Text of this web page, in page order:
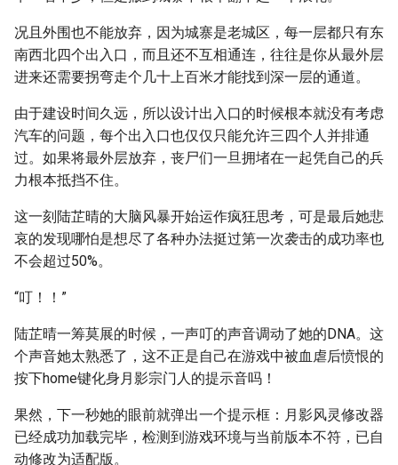
况且外围也不能放弃，因为城寨是老城区，每一层都只有东
南西北四个出入口，而且还不互相通连，往往是你从最外层
进来还需要拐弯走个几十上百米才能找到深一层的通道。
由于建设时间久远，所以设计出入口的时候根本就没有考虑
汽车的问题，每个出入口也仅仅只能允许三四个人并排通
过。如果将最外层放弃，丧尸们一旦拥堵在一起凭自己的兵
力根本抵挡不住。
这一刻陆芷晴的大脑风暴开始运作疯狂思考，可是最后她悲
哀的发现哪怕是想尽了各种办法挺过第一次袭击的成功率也
不会超过50%。
“叮！！”
陆芷晴一筹莫展的时候，一声叮的声音调动了她的DNA。这
个声音她太熟悉了，这不正是自己在游戏中被血虐后愤恨的
按下home键化身月影宗门人的提示音吗！
果然，下一秒她的眼前就弹出一个提示框：月影风灵修改器
已经成功加载完毕，检测到游戏环境与当前版本不符，已自
动修改为适配版。